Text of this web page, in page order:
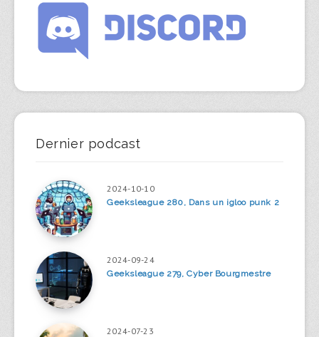
Dernier podcast
2024-10-10
Geeksleague 280, Dans un igloo punk 2
2024-09-24
Geeksleague 279, Cyber Bourgmestre
2024-07-23